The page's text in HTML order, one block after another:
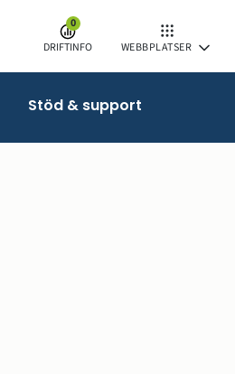
0
DRIFTINFO
WEBBPLATSER
Stöd & support